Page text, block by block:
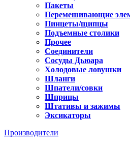
Пакеты
Перемешивающие
Пинцеты/щипцы
Подъемные столики
Прочее
Соединители
Сосуды Дьюара
Холодовые ловушки
Шланги
Шпатели/совки
Шприцы
Штативы и зажимы
Эксикаторы
Производители